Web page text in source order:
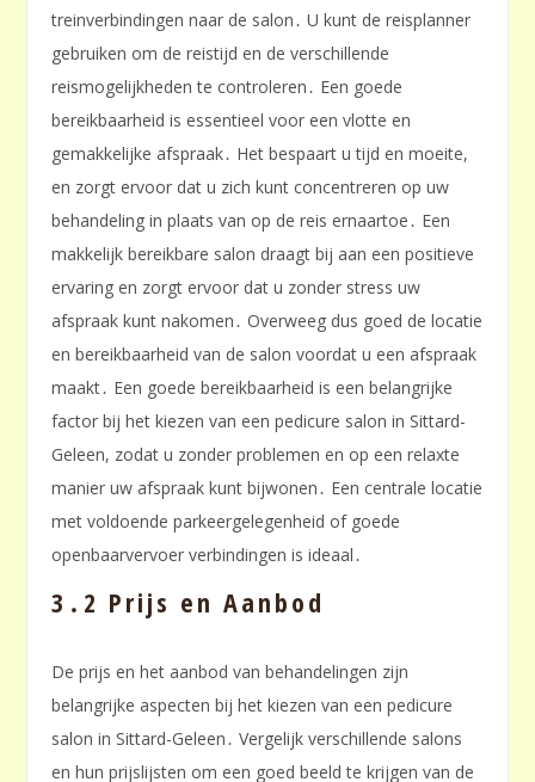
treinverbindingen naar de salon․ U kunt de reisplanner
gebruiken om de reistijd en de verschillende
reismogelijkheden te controleren․ Een goede
bereikbaarheid is essentieel voor een vlotte en
gemakkelijke afspraak․ Het bespaart u tijd en moeite,
en zorgt ervoor dat u zich kunt concentreren op uw
behandeling in plaats van op de reis ernaartoe․ Een
makkelijk bereikbare salon draagt bij aan een positieve
ervaring en zorgt ervoor dat u zonder stress uw
afspraak kunt nakomen․ Overweeg dus goed de locatie
en bereikbaarheid van de salon voordat u een afspraak
maakt․ Een goede bereikbaarheid is een belangrijke
factor bij het kiezen van een pedicure salon in Sittard-
Geleen, zodat u zonder problemen en op een relaxte
manier uw afspraak kunt bijwonen․ Een centrale locatie
met voldoende parkeergelegenheid of goede
openbaarvervoer verbindingen is ideaal․
3․2 Prijs en Aanbod
De prijs en het aanbod van behandelingen zijn
belangrijke aspecten bij het kiezen van een pedicure
salon in Sittard-Geleen․ Vergelijk verschillende salons
en hun prijslijsten om een goed beeld te krijgen van de